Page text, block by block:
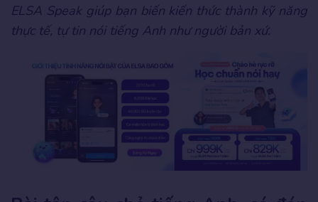
ELSA Speak giúp bạn biến kiến thức thành kỹ năng
thực tế, tự tin nói tiếng Anh như người bản xứ.